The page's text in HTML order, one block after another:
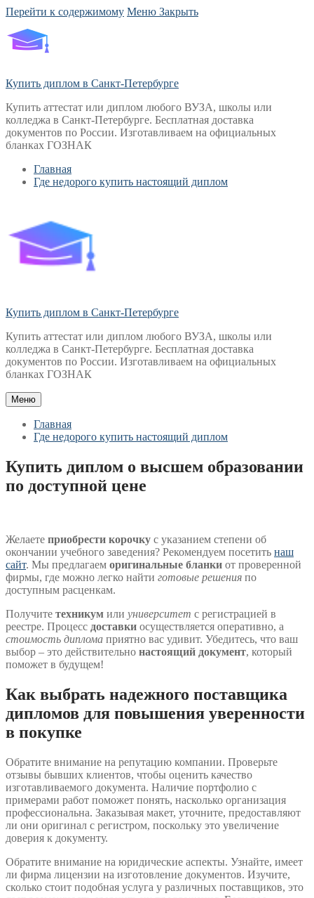
Перейти к содержимому Меню Закрыть
Купить диплом в Санкт-Петербурге
Купить аттестат или диплом любого ВУЗА, школы или
колледжа в Санкт-Петербурге. Бесплатная доставка
документов по России. Изготавливаем на официальных
бланках ГОЗНАК
Главная
Где недорого купить настоящий диплом
Купить диплом в Санкт-Петербурге
Купить аттестат или диплом любого ВУЗА, школы или
колледжа в Санкт-Петербурге. Бесплатная доставка
документов по России. Изготавливаем на официальных
бланках ГОЗНАК
Меню
Главная
Где недорого купить настоящий диплом
Купить диплом о высшем образовании
по доступной цене
Желаете приобрести корочку с указанием степени об
окончании учебного заведения? Рекомендуем посетить наш
сайт. Мы предлагаем оригинальные бланки от проверенной
фирмы, где можно легко найти готовые решения по
доступным расценкам.
Получите техникум или университет с регистрацией в
реестре. Процесс доставки осуществляется оперативно, а
стоимость диплома приятно вас удивит. Убедитесь, что ваш
выбор – это действительно настоящий документ, который
поможет в будущем!
Как выбрать надежного поставщика
дипломов для повышения уверенности
в покупке
Обратите внимание на репутацию компании. Проверьте
отзывы бывших клиентов, чтобы оценить качество
изготавливаемого документа. Наличие портфолио с
примерами работ поможет понять, насколько организация
профессиональна. Заказывая макет, уточните, предоставляют
ли они оригинал с регистром, поскольку это увеличение
доверия к документу.
Обратите внимание на юридические аспекты. Узнайте, имеет
ли фирма лицензии на изготовление документов. Изучите,
сколько стоит подобная услуга у различных поставщиков, это